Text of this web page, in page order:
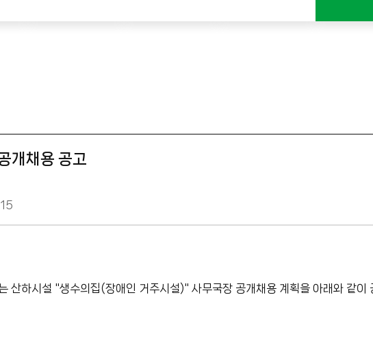
개채용 공고
산하시설 "생수의집(장애인 거주시설)" 사무국장 공개채용 계획을 아래와 같이